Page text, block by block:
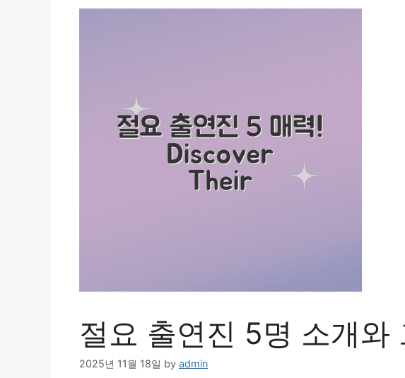
절요 출연진 5명 소개와
2025년 11월 18일 by admin